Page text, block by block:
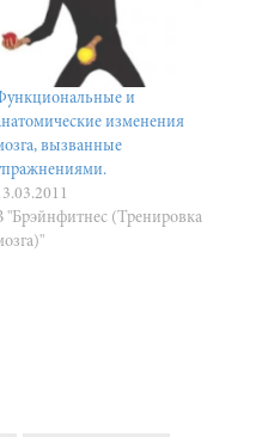
и
изменения
вызванные
"Брэйнфитнес (Тренировка